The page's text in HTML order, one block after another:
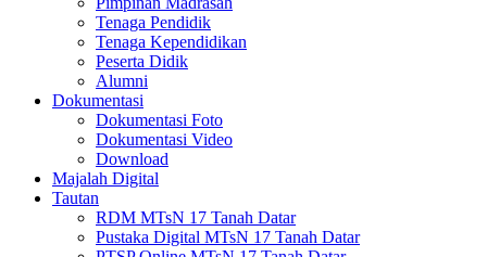
Tenaga Pendidik
Tenaga Kependidikan
Peserta Didik
Alumni
Dokumentasi
Dokumentasi Foto
Dokumentasi Video
Download
Majalah Digital
Tautan
RDM MTsN 17 Tanah Datar
Pustaka Digital MTsN 17 Tanah Datar